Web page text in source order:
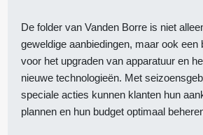
De folder van Vanden Borre is niet
geweldige aanbiedingen, maar ook een
voor het upgraden van apparatuur en
nieuwe technologieën. Met
speciale acties kunnen klanten hun
plannen en hun budget optimaal